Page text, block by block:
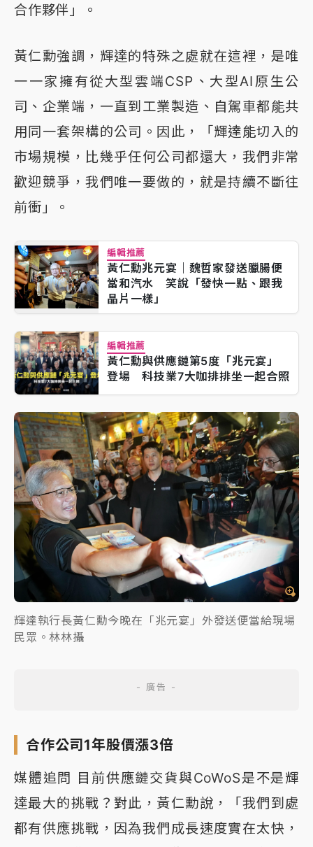
合作夥伴」。
黃仁勳強調，輝達的特殊之處就在這裡，是唯
一一家擁有從大型雲端CSP、大型AI原生公
司、企業端，一直到工業製造、自駕車都能共
用同一套架構的公司。因此，「輝達能切入的
市場規模，比幾乎任何公司都還大，我們非常
歡迎競爭，我們唯一要做的，就是持續不斷往
前衝」。
編輯推薦
黃仁勳兆元宴｜魏哲家發送臘腸便
當和汽水 笑說「發快一點、跟我
晶片一樣」
編輯推薦
黃仁勳與供應鏈第5度「兆元宴」
登場 科技業7大咖排排坐一起合照
輝達執行長黃仁勳今晚在「兆元宴」外發送便當給現場
民眾。林林攝
合作公司1年股價漲3倍
媒體追問 目前供應鏈交貨與CoWoS是不是輝
達最大的挑戰？對此，黃仁勳說，「我們到處
都有供應挑戰，因為我們成長速度實在太快，